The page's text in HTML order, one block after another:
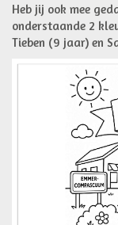
Heb jij ook mee
onderstaande 2
Tieben (9 jaar) en